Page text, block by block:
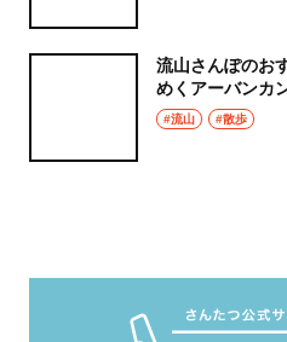
流山さんぽのお
めくアーバンカ
#流山 #散歩